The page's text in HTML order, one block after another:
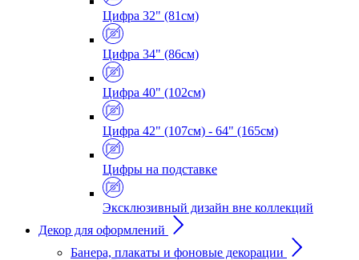
Цифра 32" (81см)
Цифра 34" (86см)
Цифра 40" (102см)
Цифра 42" (107см) - 64" (165см)
Цифры на подставке
Эксклюзивный дизайн вне коллекций
Декор для оформлений
Банера, плакаты и фоновые декорации